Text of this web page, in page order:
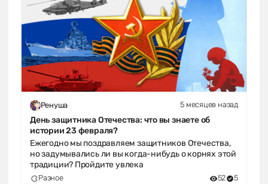
Ренуша 5 месяцев назад
День защитника Отечества: что вы знаете об
истории 23 февраля?
Ежегодно мы поздравляем защитников Отечества,
но задумывались ли вы когда-нибудь о корнях этой
традиции? Пройдите увлека
Разное 52 5